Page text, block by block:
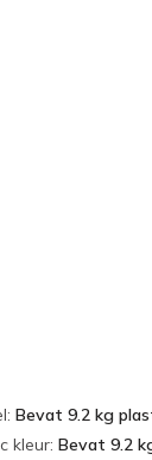
: Bevat 9.2 kg
kleur: Bevat 9.2